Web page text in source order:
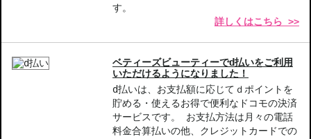
※衣類につくと色移りすることがありますのでご注意ください。
※容器を強く押すと中身が勢いよく出る場合がございますので、ご
注意ください。
※キク科にアレルギーがある方はご使用をお避けください。
オールインワンセット-入浴から保湿まで、全身のケアをカバーす
す。
詳しくはこちら >>
ベティーズビューティーでd払いをご利用
いただけるようになりました！
d払いは、お支払額に応じてｄポイントを
貯める・使えるお得で便利なドコモの決済
サービスです。 お支払方法は月々の電話
料金合算払いの他、クレジットカードでの